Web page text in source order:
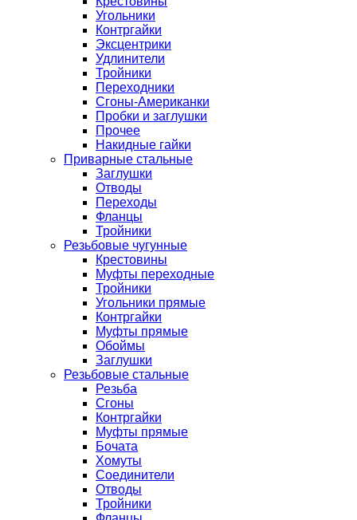
Угольники
Контргайки
Эксцентрики
Удлинители
Тройники
Переходники
Сгоны-Американки
Пробки и заглушки
Прочее
Накидные гайки
Приварные стальные
Заглушки
Отводы
Переходы
Фланцы
Тройники
Резьбовые чугунные
Крестовины
Муфты переходные
Тройники
Угольники прямые
Контргайки
Муфты прямые
Обоймы
Заглушки
Резьбовые стальные
Резьба
Сгоны
Контргайки
Муфты прямые
Бочата
Хомуты
Соединители
Отводы
Тройники